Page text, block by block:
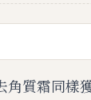
質霜同樣